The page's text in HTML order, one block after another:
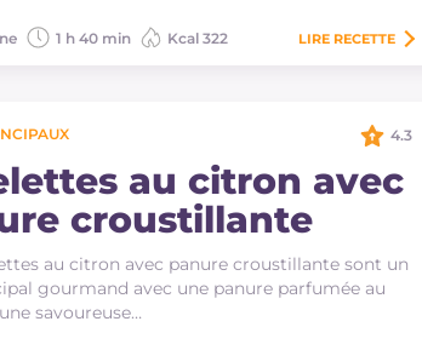
1 h 40 min Kcal 322 LIRE RECETTE
au citron avec
croustillante
au citron avec panure croustillante sont un
gourmand avec une panure parfumée au
savoureuse…
4.3